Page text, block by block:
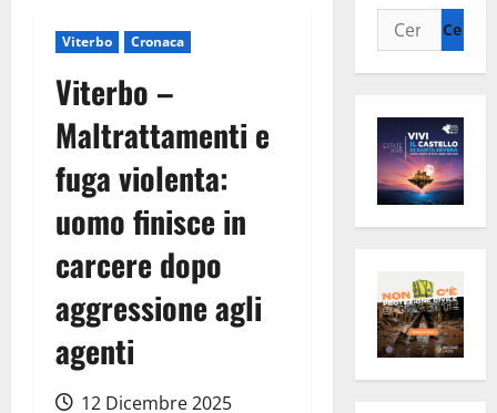
Viterbo Cronaca
Viterbo –
Maltrattamenti e
fuga violenta:
uomo finisce in
carcere dopo
aggressione agli
agenti
12 Dicembre 2025
Ricerca
per: